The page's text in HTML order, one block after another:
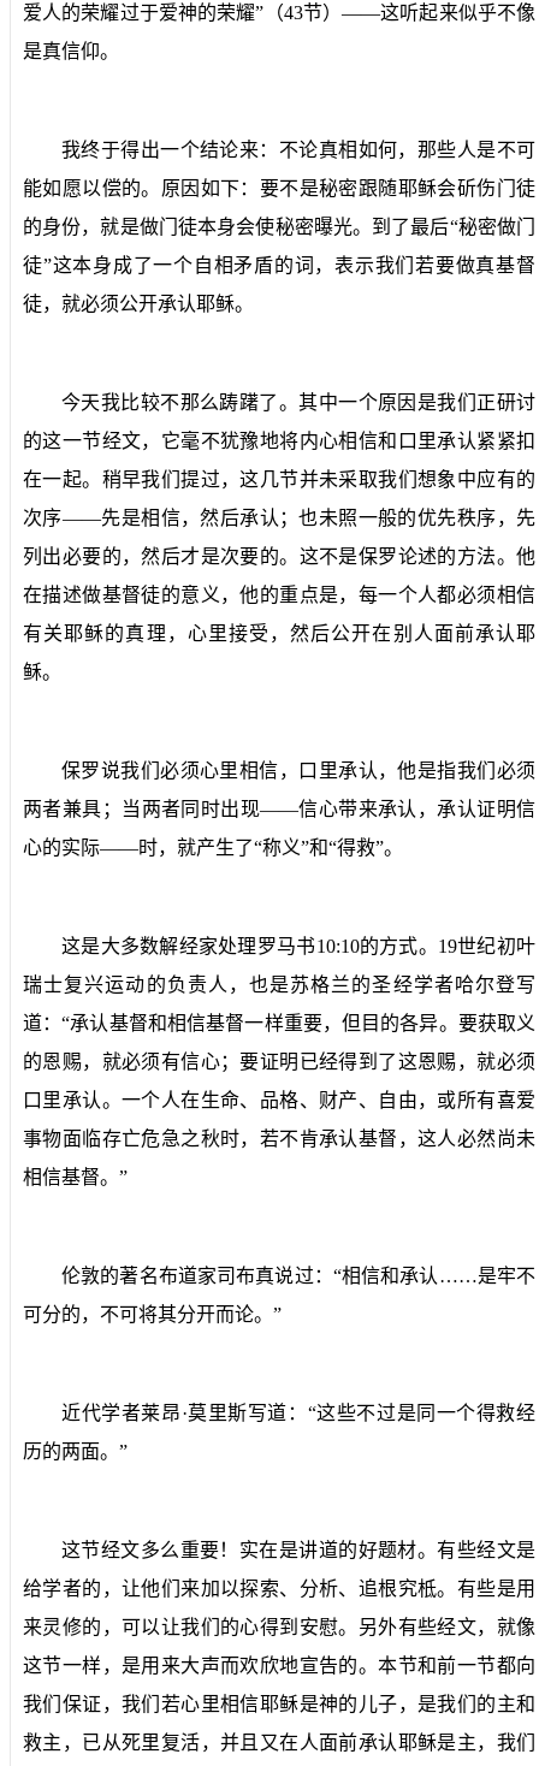
爱人的荣耀过于爱神的荣耀”（43节）——这听起来似乎不像
是真信仰。
我终于得出一个结论来：不论真相如何，那些人是不可
能如愿以偿的。原因如下：要不是秘密跟随耶稣会斫伤门徒
的身份，就是做门徒本身会使秘密曝光。到了最后“秘密做门
徒”这本身成了一个自相矛盾的词，表示我们若要做真基督
徒，就必须公开承认耶稣。
今天我比较不那么踌躇了。其中一个原因是我们正研讨
的这一节经文，它毫不犹豫地将内心相信和口里承认紧紧扣
在一起。稍早我们提过，这几节并未采取我们想象中应有的
次序——先是相信，然后承认；也未照一般的优先秩序，先
列出必要的，然后才是次要的。这不是保罗论述的方法。他
在描述做基督徒的意义，他的重点是，每一个人都必须相信
有关耶稣的真理，心里接受，然后公开在别人面前承认耶
稣。
保罗说我们必须心里相信，口里承认，他是指我们必须
两者兼具；当两者同时出现——信心带来承认，承认证明信
心的实际——时，就产生了“称义”和“得救”。
这是大多数解经家处理罗马书10:10的方式。 19世纪初叶
瑞士复兴运动的负责人，也是苏格兰的圣经学者哈尔登写
道：“承认基督和相信基督一样重要，但目的各异。要获取义
的恩赐，就必须有信心；要证明已经得到了这恩赐，就必须
口里承认。一个人在生命、品格、财产、自由，或所有喜爱
事物面临存亡危急之秋时，若不肯承认基督，这人必然尚未
相信基督。”
伦敦的著名布道家司布真说过：“相信和承认……是牢不
可分的，不可将其分开而论。”
近代学者莱昂·莫里斯写道：“这些不过是同一个得救经
历的两面。”
这节经文多么重要！实在是讲道的好题材。有些经文是
给学者的，让他们来加以探索、分析、追根究柢。有些是用
来灵修的，可以让我们的心得到安慰。另外有些经文，就像
这节一样，是用来大声而欢欣地宣告的。本节和前一节都向
我们保证，我们若心里相信耶稣是神的儿子，是我们的主和
救主，已从死里复活，并且又在人面前承认耶稣是主，我们